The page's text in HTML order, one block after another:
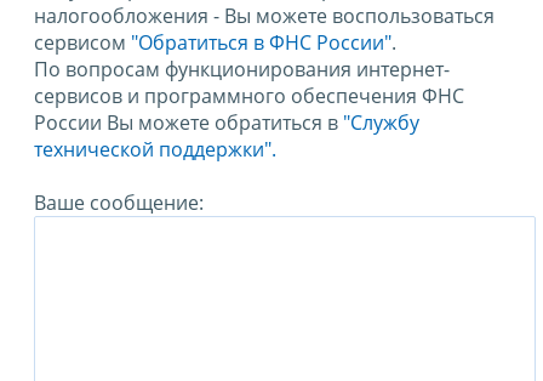
налогообложения - Вы можете воспользоваться
сервисом "Обратиться в ФНС России".
По вопросам функционирования интернет-
сервисов и программного обеспечения ФНС
России Вы можете обратиться в "Службу
технической поддержки".
Ваше сообщение: